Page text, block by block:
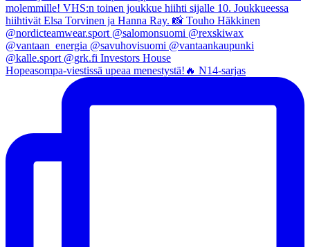
Hopeasompa-viestissä upeaa menestystä!🔥 N14-sarjas